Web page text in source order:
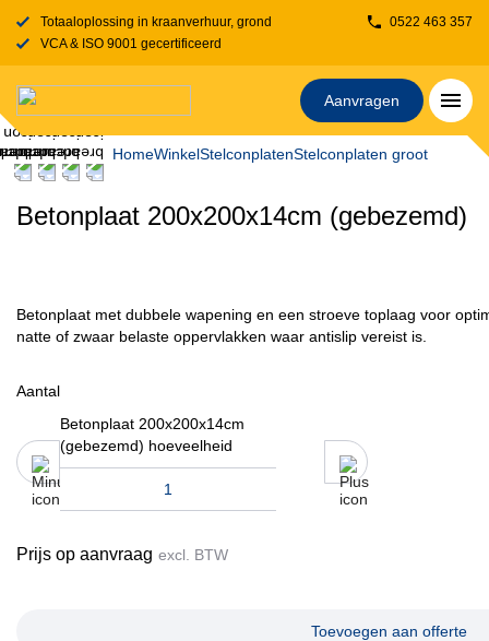
Totaaloplossing in kraanverhuur, grondverzet, transport, rijplaten en
VCA & ISO 9001 gecertificeerd
0522 463 357
Aanvragen
HomeWinkelStelconplatenStelconplaten groot
Betonplaat 200x200x14cm (gebezemd)
Betonplaat met dubbele wapening en een stroeve toplaag voor
natte of zwaar belaste oppervlakken waar antislip vereist is.
Aantal
Betonplaat 200x200x14cm
(gebezemd) hoeveelheid
Prijs op aanvraag excl. BTW
Toevoegen aan offerte